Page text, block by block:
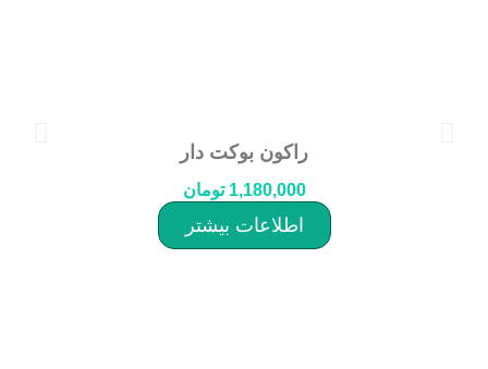
راکون بوکت دار
1,180,000 تومان
اطلاعات بیشتر